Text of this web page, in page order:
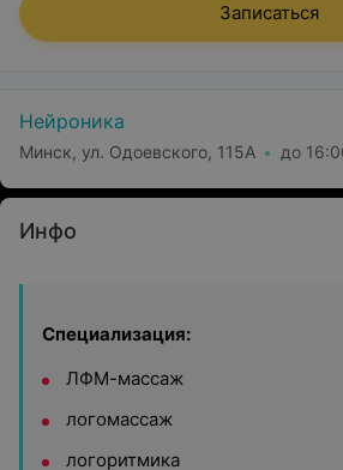
Записаться
Нейроника
Минск, ул. Одоевского, 115А до
Инфо
Специализация:
ЛФМ-массаж
логомассаж
логоритмика